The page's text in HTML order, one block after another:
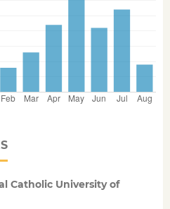
Catholic University of